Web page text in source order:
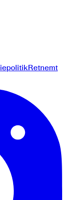
Retnemt